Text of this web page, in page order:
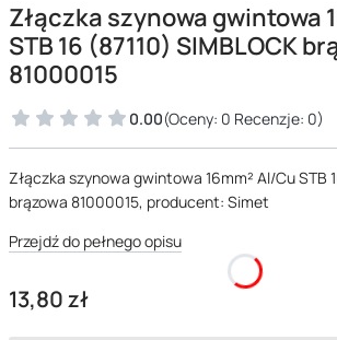
Złączka szynowa gwintowa
STB 16 (87110) SIMBLOCK
81000015
0.00(Oceny: 0 Recenzje: 0)
Złączka szynowa gwintowa 16mm² Al/Cu STB
brązowa 81000015, producent: Simet
Przejdź do pełnego opisu
Cena
13,80 zł